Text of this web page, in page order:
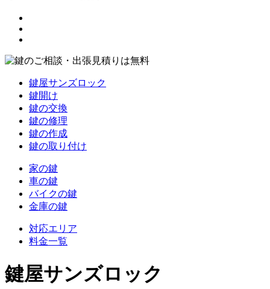
鍵屋サンズロック
鍵開け
鍵の交換
鍵の修理
鍵の作成
鍵の取り付け
家の鍵
車の鍵
バイクの鍵
金庫の鍵
対応エリア
料金一覧
鍵屋サンズロック